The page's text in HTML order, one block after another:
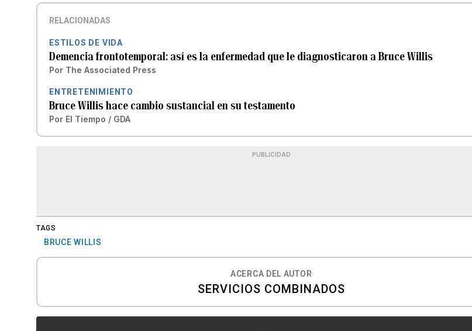
RELACIONADAS
ESTILOS DE VIDA
Demencia frontotemporal: así es la enfermedad que le diagnosticaron a Bruce Willis
Por The Associated Press
ENTRETENIMIENTO
Bruce Willis hace cambio sustancial en su testamento
Por El Tiempo / GDA
PUBLICIDAD
TAGS
BRUCE WILLIS
ACERCA DEL AUTOR
SERVICIOS COMBINADOS